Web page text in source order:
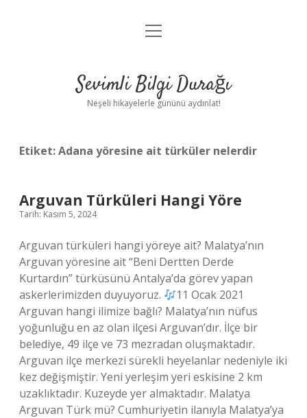
Anasayfa
Yasal Uyarı
menüyü
Sevimli Bilgi Durağı
Neşeli hikayelerle gününü aydınlat!
Etiket:Adana yöresine ait türküler nelerdir
Arguvan Türküleri Hangi Yöre
Tarih: Kasım 5, 2024
Arguvan türküleri hangi yöreye ait? Malatya’nın
Arguvan yöresine ait “Beni Dertten Derde
Kurtardın” türküsünü Antalya’da görev yapan
askerlerimizden duyuyoruz.
11 Ocak 2021
Arguvan hangi ilimize bağlı? Malatya’nın nüfus
yoğunluğu en az olan ilçesi Arguvan’dır. İlçe bir
belediye, 49 ilçe ve 73 mezradan oluşmaktadır.
Arguvan ilçe merkezi sürekli heyelanlar nedeniyle iki
kez değişmiştir. Yeni yerleşim yeri eskisine 2 km
uzaklıktadır. Kuzeyde yer almaktadır. Malatya
Arguvan Türk mü? Cumhuriyetin ilanıyla Malatya’ya